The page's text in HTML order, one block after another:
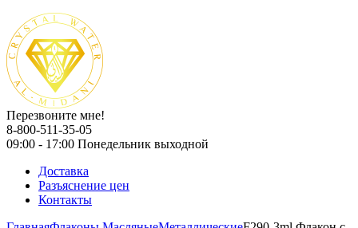
Перезвоните мне!
8-800-511-35-05
09:00 - 17:00 Понедельник выходной
Доставка
Разъяснение цен
Контакты